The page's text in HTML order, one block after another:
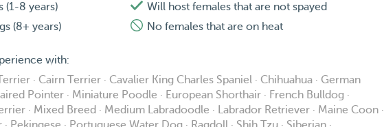
(1-8 years)
(8+ years)
Will host females that are not spayed
No females that are on heat
with:
· Cairn Terrier · Cavalier King Charles Spaniel · Chihuahua · German
Pointer · Miniature Poodle · European Shorthair · French Bulldog ·
· Mixed Breed · Medium Labradoodle · Labrador Retriever · Maine Coon ·